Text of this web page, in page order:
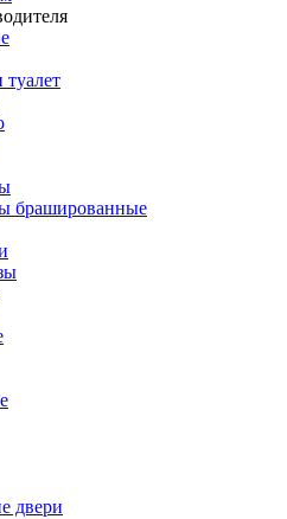
брашированные
двери